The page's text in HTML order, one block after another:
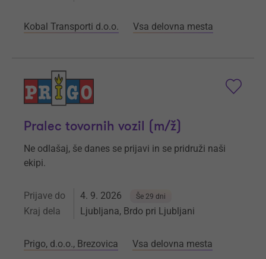
Kobal Transporti d.o.o. Vsa delovna mesta
Pralec tovornih vozil (m/ž)
Ne odlašaj, še danes se prijavi in se pridruži naši
ekipi.
Prijave do 4. 9. 2026 Še 29 dni
Kraj dela Ljubljana, Brdo pri Ljubljani
Prigo, d.o.o., Brezovica Vsa delovna mesta